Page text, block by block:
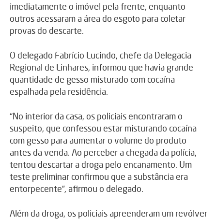
imediatamente o imóvel pela frente, enquanto
outros acessaram a área do esgoto para coletar
provas do descarte.
O delegado Fabrício Lucindo, chefe da Delegacia
Regional de Linhares, informou que havia grande
quantidade de gesso misturado com cocaína
espalhada pela residência.
“No interior da casa, os policiais encontraram o
suspeito, que confessou estar misturando cocaína
com gesso para aumentar o volume do produto
antes da venda. Ao perceber a chegada da polícia,
tentou descartar a droga pelo encanamento. Um
teste preliminar confirmou que a substância era
entorpecente”, afirmou o delegado.
Além da droga, os policiais apreenderam um revólver